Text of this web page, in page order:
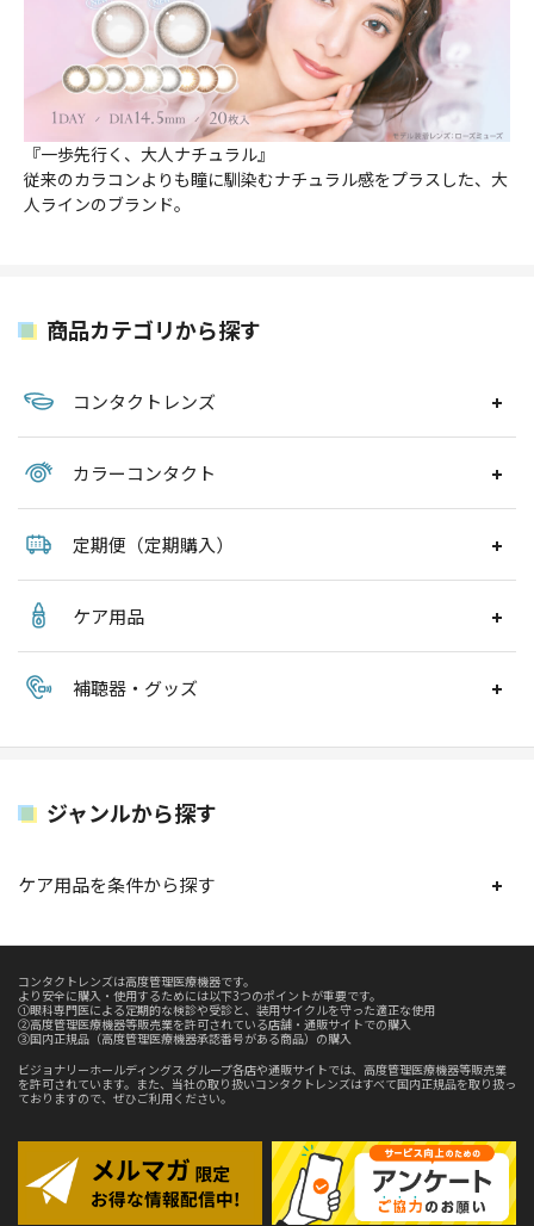
『一歩先行く、大人ナチュラル』
従来のカラコンよりも瞳に馴染むナチュラル感をプラスした、大
人ラインのブランド。
商品カテゴリから探す
コンタクトレンズ
カラーコンタクト
定期便（定期購入）
ケア用品
補聴器・グッズ
ジャンルから探す
ケア用品を条件から探す
コンタクトレンズは高度管理医療機器です。
より安全に購入・使用するためには以下3つのポイントが重要です。
①眼科専門医による定期的な検診や受診と、装用サイクルを守った適正な使用
②高度管理医療機器等販売業を許可されている店舗・通販サイトでの購入
③国内正規品（高度管理医療機器承認番号がある商品）の購入
ビジョナリーホールディングス グループ各店や通販サイトでは、高度管理医療機器等販売業
を許可されています。また、当社の取り扱いコンタクトレンズはすべて国内正規品を取り扱っ
ておりますので、ぜひご利用ください。